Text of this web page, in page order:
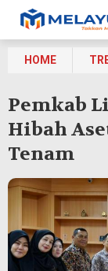
HOME
Pemkab
Hibah
Tenam